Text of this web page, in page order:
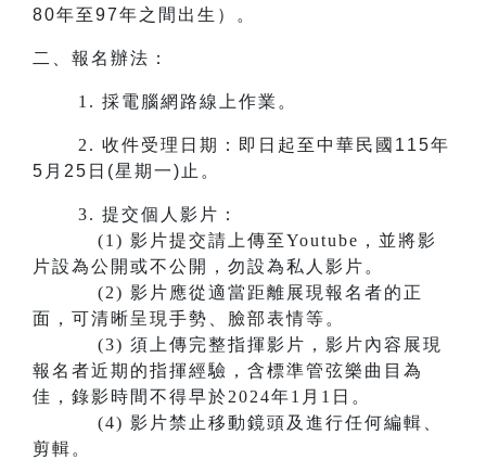
80年至97年之間出生）。
二、報名辦法：
1. 採電腦網路線上作業。
2. 收件受理日期：即日起至中華民國115年
5月25日(星期一)止。
3. 提交個人影片：
(1) 影片提交請上傳至Youtube，並將影
片設為公開或不公開，勿設為私人影片。
(2) 影片應從適當距離展現報名者的正
面，可清晰呈現手勢、臉部表情等。
(3) 須上傳完整指揮影片，影片內容展現
報名者近期的指揮經驗，含標準管弦樂曲目為
佳，錄影時間不得早於2024年1月1日。
(4) 影片禁止移動鏡頭及進行任何編輯、
剪輯。